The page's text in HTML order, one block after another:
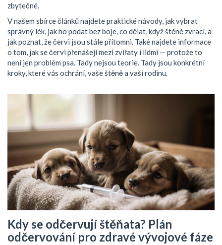
zbytečné.
V našem sbírce článků najdete praktické návody, jak vybrat
správný lék, jak ho podat bez boje, co dělat, když štěně zvrací, a
jak poznat, že červi jsou stále přítomni. Také najdete informace
o tom, jak se červi přenášejí mezi zvířaty i lidmi — protože to
není jen problém psa. Tady nejsou teorie. Tady jsou konkrétní
kroky, které vás ochrání, vaše štěně a vaši rodinu.
Kdy se odčervují štěňata? Plán
odčervování pro zdravé vývojové fáze